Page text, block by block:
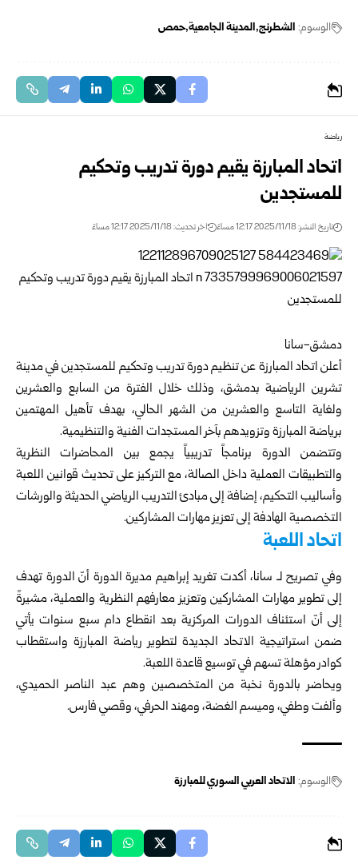
الوسوم: الشطرنج المدينة الجامعية حمص
رياضة
اتحاد المبارزة يقيم دورة تدريب وتحكيم
للمستجدين
تاريخ النشر: 2025/11/18 12:17 مساءً اخر تحديث: 2025/11/18 12:17 مساءً
دمشق-سانا
أعلن اتحاد المبارزة عن تنظيم دورة تدريب وتحكيم للمستجدين في مدينة
تشرين الرياضية بدمشق، وذلك خلال الفترة من السابع والعشرين
ولغاية التاسع والعشرين من الشهر الحالي، بهدف تأهيل المهتمين
برياضة المبارزة وتزويدهم بآخر المستجدات الفنية والتنظيمية.
وتتضمن الدورة برنامجاً تدريبياً يجمع بين المحاضرات النظرية
والتطبيقات العملية داخل الصالة، مع التركيز على تحديث قوانين اللعبة
وأساليب التحكيم، إضافة إلى مبادئ التدريب الرياضي الحديثة والورشات
التخصصية الهادفة إلى تعزيز مهارات المشاركين.
اتحاد اللعبة
وفي تصريح لـ سانا، أكدت تغريد إبراهيم مديرة الدورة أنّ الدورة تهدف
إلى تطوير مهارات المشاركين وتعزيز معارفهم النظرية والعملية، مشيرةً
إلى أنّ استئناف الدورات المركزية بعد انقطاع دام سبع سنوات يأتي
ضمن استراتيجية الاتحاد الجديدة لتطوير رياضة المبارزة واستقطاب
كوادر مؤهلة تسهم في توسيع قاعدة اللعبة.
ويحاضر بالدورة نخبة من المتخصصين وهم عبد الناصر الحميدي،
وألفت وطفي، وميسم الغضة، ومهند الحرفي، وقصي فارس.
الوسوم: الاتحاد العربي السوري للمبارزة